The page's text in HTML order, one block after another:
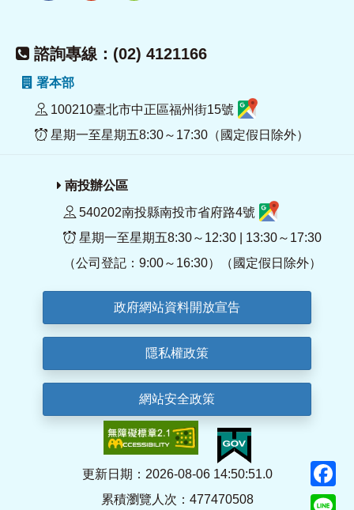
諮詢專線：(02) 4121166
署本部
100210臺北市中正區福州街15號
星期一至星期五8:30～17:30（國定假日除外）
南投辦公區
540202南投縣南投市省府路4號
星期一至星期五8:30～12:30 | 13:30～17:30
（公司登記：9:00～16:30）（國定假日除外）
政府網站資料開放宣告
隱私權政策
網站安全政策
更新日期：2026-08-06 14:50:51.0
累積瀏覽人次：477470508